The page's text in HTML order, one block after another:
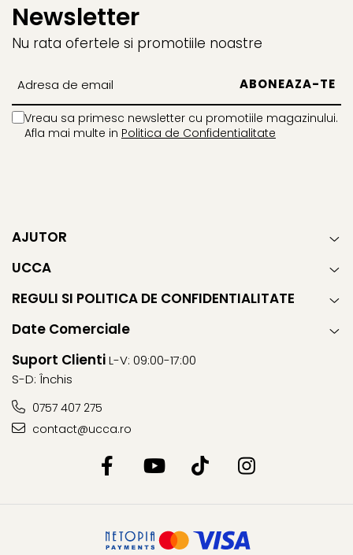
Newsletter
Nu rata ofertele si promotiile noastre
Vreau sa primesc newsletter cu promotiile magazinului.
Afla mai multe in Politica de Confidentialitate
AJUTOR
UCCA
REGULI SI POLITICA DE CONFIDENTIALITATE
Date Comerciale
Suport ClientiL-V: 09:00-17:00
S-D: Închis
0757 407 275
contact@ucca.ro